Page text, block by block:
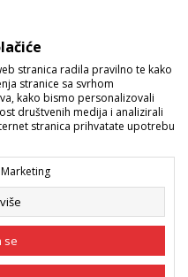
opisu proizvoda, prikazu slika i
sajtu su dio naše ponude i ne
trenutku. Raspoloživost robe
stranica radila pravilno te kako
stranice sa svrhom
kako bismo personalizovali
društvenih medija i analizirali
stranica prihvatate upotrebu
Marketing
se